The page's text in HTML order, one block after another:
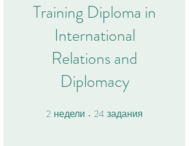
Training Diploma in
International
Relations and
Diplomacy
2 недели 2 недели
24 задания